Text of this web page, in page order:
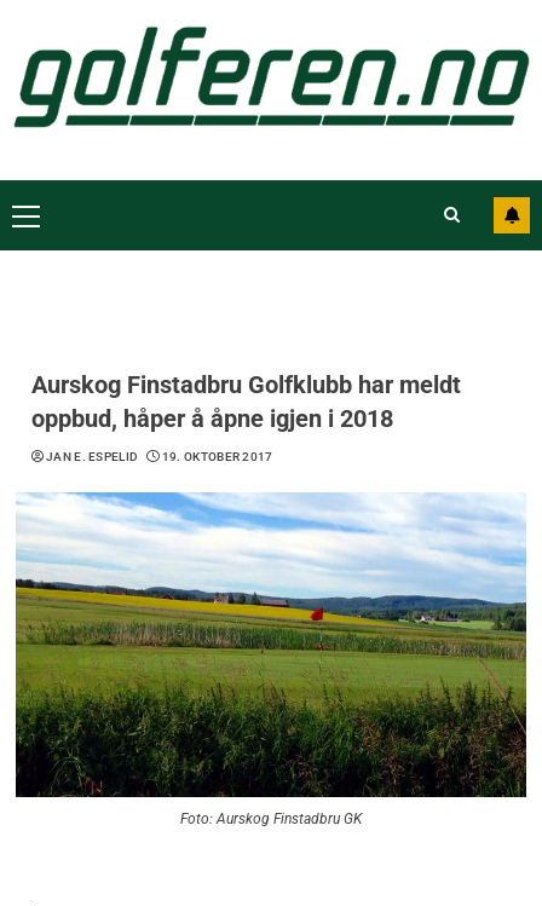
Aurskog Finstadbru Golfklubb har meldt
oppbud, håper å åpne igjen i 2018
JAN E. ESPELID 19. OKTOBER 2017
Foto: Aurskog Finstadbru GK